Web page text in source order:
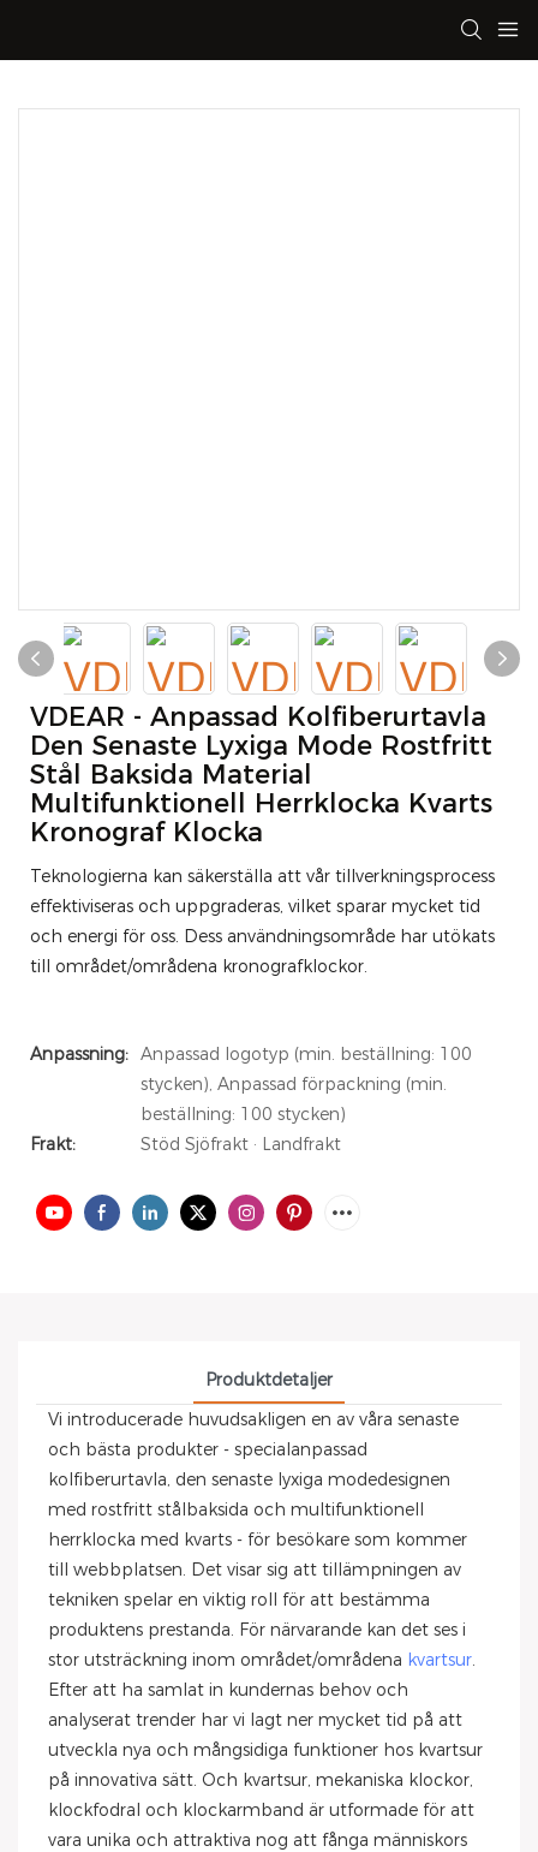
VDEAR - Anpassad Kolfiberurtavla
Den Senaste Lyxiga Mode Rostfritt
Stål Baksida Material
Multifunktionell Herrklocka Kvarts
Kronograf Klocka
Teknologierna kan säkerställa att vår tillverkningsprocess
effektiviseras och uppgraderas, vilket sparar mycket tid
och energi för oss. Dess användningsområde har utökats
till området/områdena kronografklockor.
Anpassning: Anpassad logotyp (min. beställning: 100
stycken), Anpassad förpackning (min.
beställning: 100 stycken)
Frakt:
Stöd Sjöfrakt · Landfrakt
Produktdetaljer
Vi introducerade huvudsakligen en av våra senaste
och bästa produkter - specialanpassad
kolfiberurtavla, den senaste lyxiga modedesignen
med rostfritt stålbaksida och multifunktionell
herrklocka med kvarts - för besökare som kommer
till webbplatsen. Det visar sig att tillämpningen av
tekniken spelar en viktig roll för att bestämma
produktens prestanda. För närvarande kan det ses i
stor utsträckning inom området/områdena kvartsur.
Efter att ha samlat in kundernas behov och
analyserat trender har vi lagt ner mycket tid på att
utveckla nya och mångsidiga funktioner hos kvartsur
på innovativa sätt. Och kvartsur, mekaniska klockor,
klockfodral och klockarmband är utformade för att
vara unika och attraktiva nog att fånga människors